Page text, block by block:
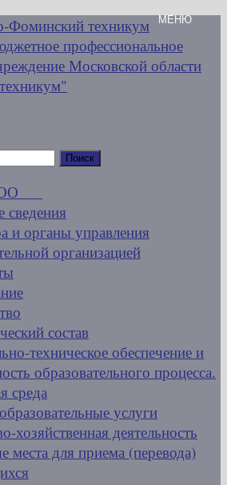
и органы управления
организацией
состав
техническое обеспечение и
образовательного процесса.
среда
услуги
хозяйственная деятельность
места для приема (перевода)